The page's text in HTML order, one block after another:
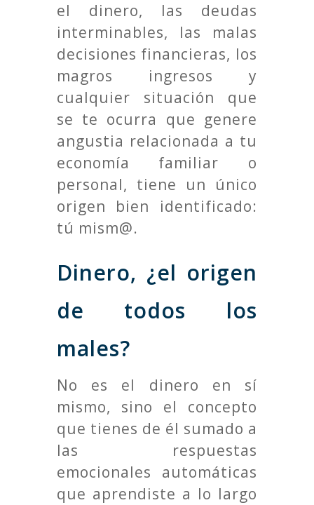
el dinero, las deudas
interminables, las malas
decisiones financieras, los
magros ingresos y
cualquier situación que
se te ocurra que genere
angustia relacionada a tu
economía familiar o
personal, tiene un único
origen bien identificado:
tú mism@.
Dinero, ¿el origen
de todos los
males?
No es el dinero en sí
mismo, sino el concepto
que tienes de él sumado a
las respuestas
emocionales automáticas
que aprendiste a lo largo